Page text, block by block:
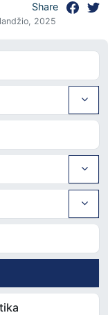
Share
2025